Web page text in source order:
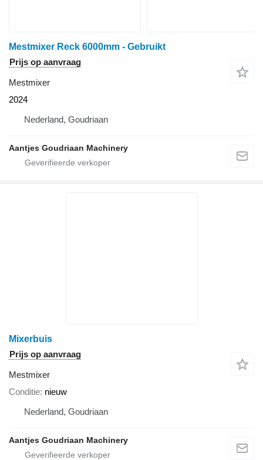
Mestmixer Reck 6000mm - Gebruikt
Prijs op aanvraag
Mestmixer
2024
Nederland, Goudriaan
Aantjes Goudriaan Machinery
Mixerbuis
Prijs op aanvraag
Mestmixer
Conditie nieuw
Nederland, Goudriaan
Aantjes Goudriaan Machinery